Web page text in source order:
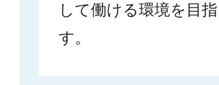
して働ける環境を目
す。